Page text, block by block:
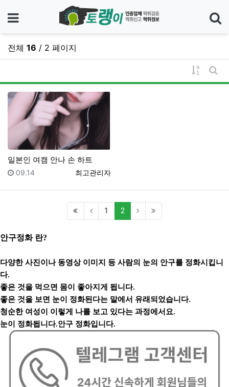
메뉴
전체 16 / 2 페이지
게시물
게
일본인 여캠 안나 손 하트
등록자
최고관리자
등록일
09.14
(first) 1 2(current)
안구정화 란?
다양한 사진이나 동영상 이미지 등 사람의 눈의 안구를 정화시킵니
다.
좋은 것을 먹으면 몸이 좋아지게 됩니다.
좋은 것을 보면 눈이 정화된다는 말에서 유래되었습니다.
청순한 여성이 이렇게 나를 보고 있다는 과정에서요.
눈이 정화됩니다.안구 정화입니다.